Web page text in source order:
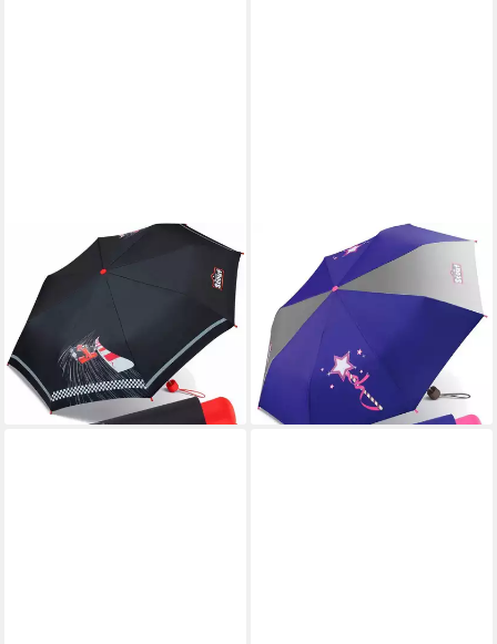
Taschenregenschirm Mini
Kinderschirm Basic
reflektierend bedruckt, leicht
ab 19,99 € UVP
-13%
lieferbar - in 2-3 Werktagen bei dir
Taschenregenschirm Mini
Kinderschirm Basic
reflektierend bedruckt, leicht
ab 19,99 €
UVP
-13%
lieferbar - in 2-3 Werktagen bei dir